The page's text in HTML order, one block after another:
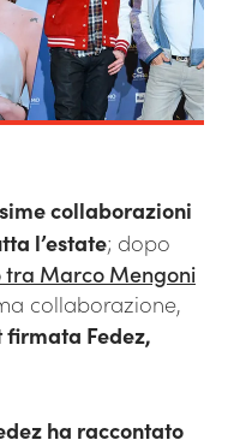
collaborazioni
l’estate; dopo
tra Marco Mengoni
collaborazione,
firmata Fedez,
ha raccontato